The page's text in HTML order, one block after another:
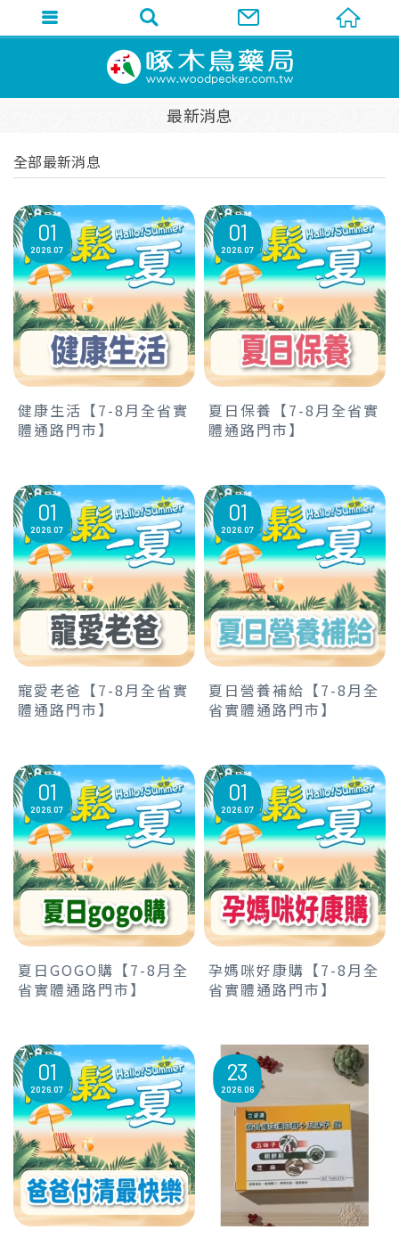
最新消息
全部最新消息
01
07
2026
健康生活【7-8月全省實
體通路門市】
01
07
2026
夏日保養【7-8月全省實
體通路門市】
01
07
2026
寵愛老爸【7-8月全省實
體通路門市】
01
07
2026
夏日營養補給【7-8月全
省實體通路門市】
01
07
2026
夏日GOGO購【7-8月全
省實體通路門市】
01
07
2026
孕媽咪好康購【7-8月全
省實體通路門市】
01
07
2026
23
06
2026